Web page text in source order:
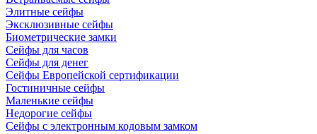
Элитные сейфы
Эксклюзивные сейфы
Биометрические замки
Сейфы для часов
Сейфы для денег
Сейфы Европейской сертификации
Гостиничные сейфы
Маленькие сейфы
Недорогие сейфы
Сейфы с электронным кодовым замком